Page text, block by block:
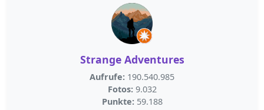
Strange Adventures
Aufrufe: 190.540.985
Fotos: 9.032
Punkte: 59.188